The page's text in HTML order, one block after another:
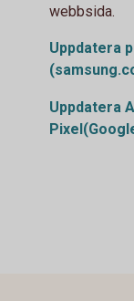
webbsida.
Uppdatera
Uppdatera